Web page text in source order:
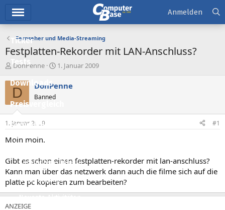
Ticker
Tests
Downloads
Preisvergleich
Forum
Aktuelles
Empfohlene Inhalte
Neue Beiträge
Neueste Aktivitäten
Anmelden
Fernseher und Media-Streaming
Festplatten-Rekorder mit LAN-Anschluss?
E
s
e
e
r
DonPenne
E
s
t
1. Januar 2009
D DonPenne
Banned
1. Januar 2009 #1
Moin moin.
Gibt es schon einen festplatten-rekorder mit lan-anschluss?
Kann man über das netzwerk dann auch die filme sich auf die
platte pc kopieren zum bearbeiten?